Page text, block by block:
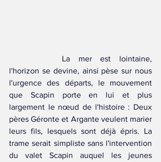
l'horizon se devine, ainsi pèse sur nous
l'urgence des départs, le mouvement
que Scapin porte en lui et plus
largement le nœud de l'histoire : Deux
pères Géronte et Argante veulent marier
leurs fils, lesquels sont déjà épris. La
trame serait simpliste sans l'intervention
du valet Scapin auquel les jeunes